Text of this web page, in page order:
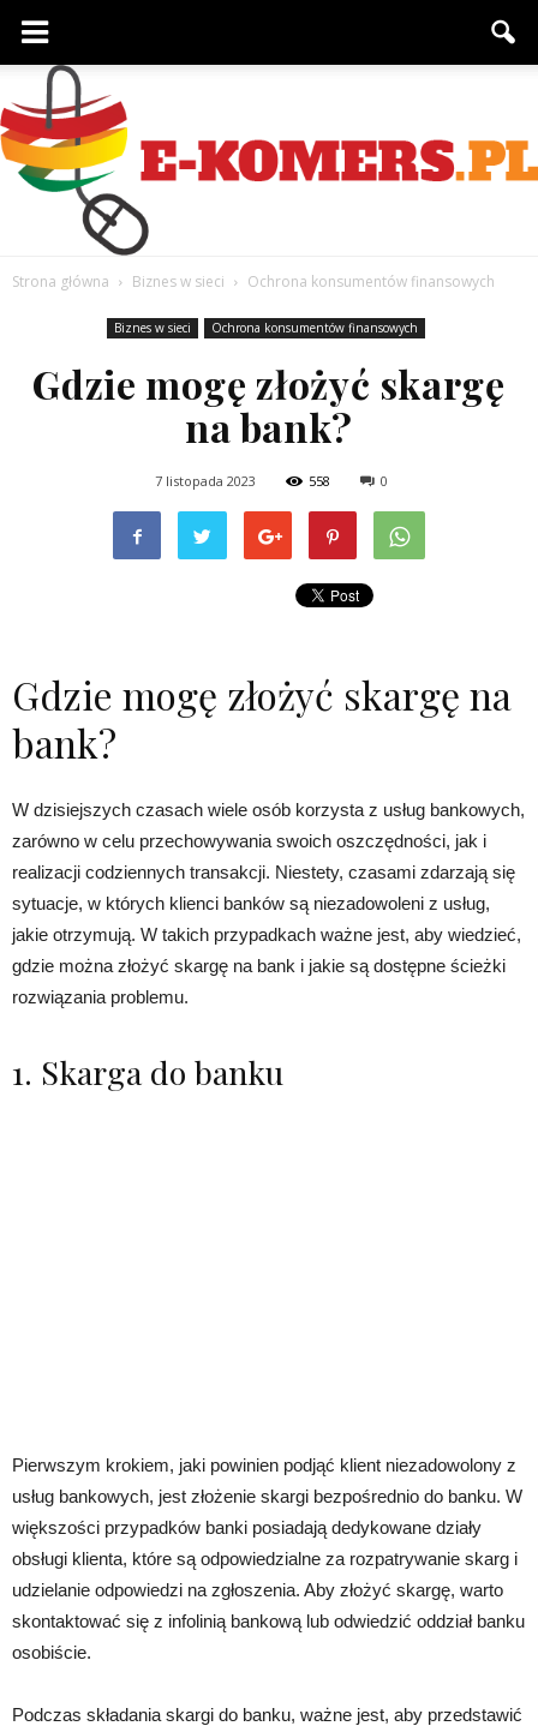
komers.pl
Strona główna Biznes w sieci Ochrona konsumentów finansowych
Biznes w sieci Ochrona konsumentów finansowych
Gdzie mogę złożyć skargę
na bank?
7 listopada 2023 558 0
Gdzie mogę złożyć skargę na
bank?
W dzisiejszych czasach wiele osób korzysta z usług bankowych,
zarówno w celu przechowywania swoich oszczędności, jak i
realizacji codziennych transakcji. Niestety, czasami zdarzają się
sytuacje, w których klienci banków są niezadowoleni z usług,
jakie otrzymują. W takich przypadkach ważne jest, aby wiedzieć,
gdzie można złożyć skargę na bank i jakie są dostępne ścieżki
rozwiązania problemu.
1. Skarga do banku
Pierwszym krokiem, jaki powinien podjąć klient niezadowolony z
usług bankowych, jest złożenie skargi bezpośrednio do banku. W
większości przypadków banki posiadają dedykowane działy
obsługi klienta, które są odpowiedzialne za rozpatrywanie skarg i
udzielanie odpowiedzi na zgłoszenia. Aby złożyć skargę, warto
skontaktować się z infolinią bankową lub odwiedzić oddział banku
osobiście.
Podczas składania skargi do banku, ważne jest, aby przedstawić